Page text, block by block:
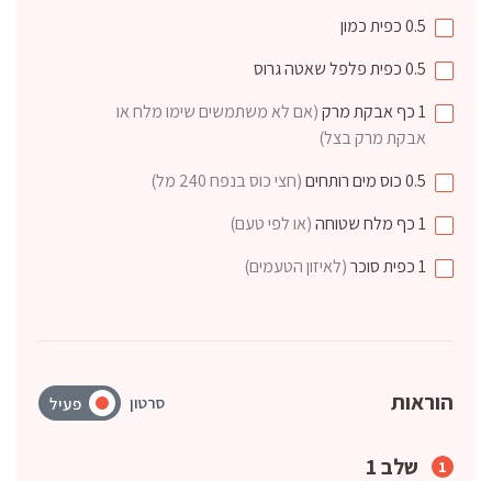
0.5כפיתכמון
0.5כפיתפלפל שאטה גרוס
1כףאבקת מרק(אם לא משתמשים שימו מלח או
אבקת מרק בצל)
0.5כוסמים רותחים(חצי כוס בנפח 240 מל)
1כףמלח שטוחה(או לפי טעם)
1כפיתסוכר(לאיזון הטעמים)
הוראות סרטון פעיל
שלב 1